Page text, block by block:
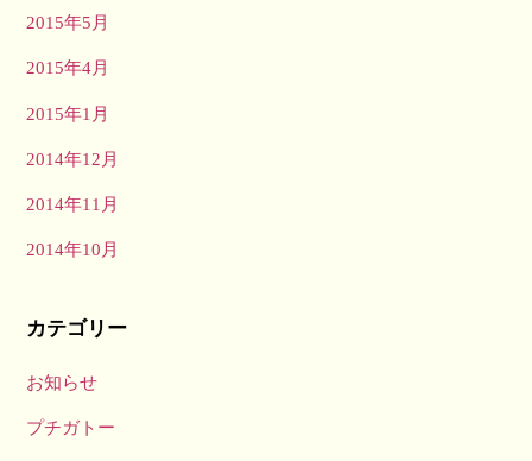
2015年5月
2015年4月
2015年1月
2014年12月
2014年11月
2014年10月
カテゴリー
お知らせ
プチガトー